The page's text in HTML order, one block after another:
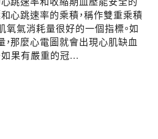
心跳速率的乘積，稱作雙重乘積
氧氣消耗量很好的一個指標。如
那麼心電圖就會出現心肌缺血
果有嚴重的冠...